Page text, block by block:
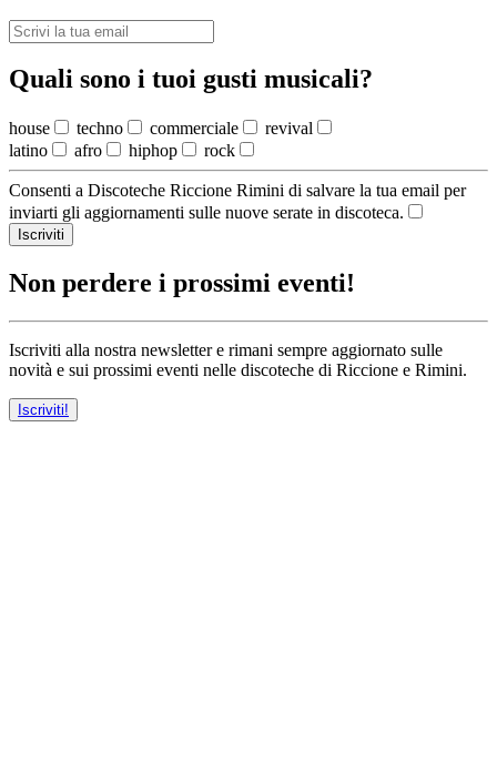
Quali sono i tuoi gusti musicali?
house techno commerciale
revival
latino
afro hiphop rock
Consenti a Discoteche Riccione Rimini di salvare la tua email per
inviarti gli aggiornamenti sulle nuove serate in discoteca.
Iscriviti
Non perdere i prossimi eventi!
Iscriviti alla nostra newsletter e rimani sempre aggiornato sulle
novità e sui prossimi eventi nelle discoteche di Riccione e Rimini.
Iscriviti!